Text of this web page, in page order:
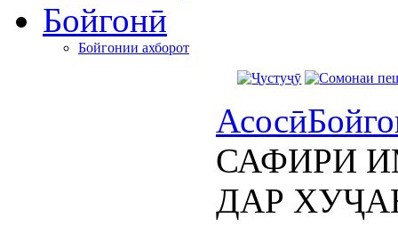
Бойгонӣ
Бойгонии ахборот
Асосӣ
САФИРИ
ДАР